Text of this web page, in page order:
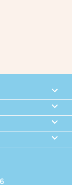



